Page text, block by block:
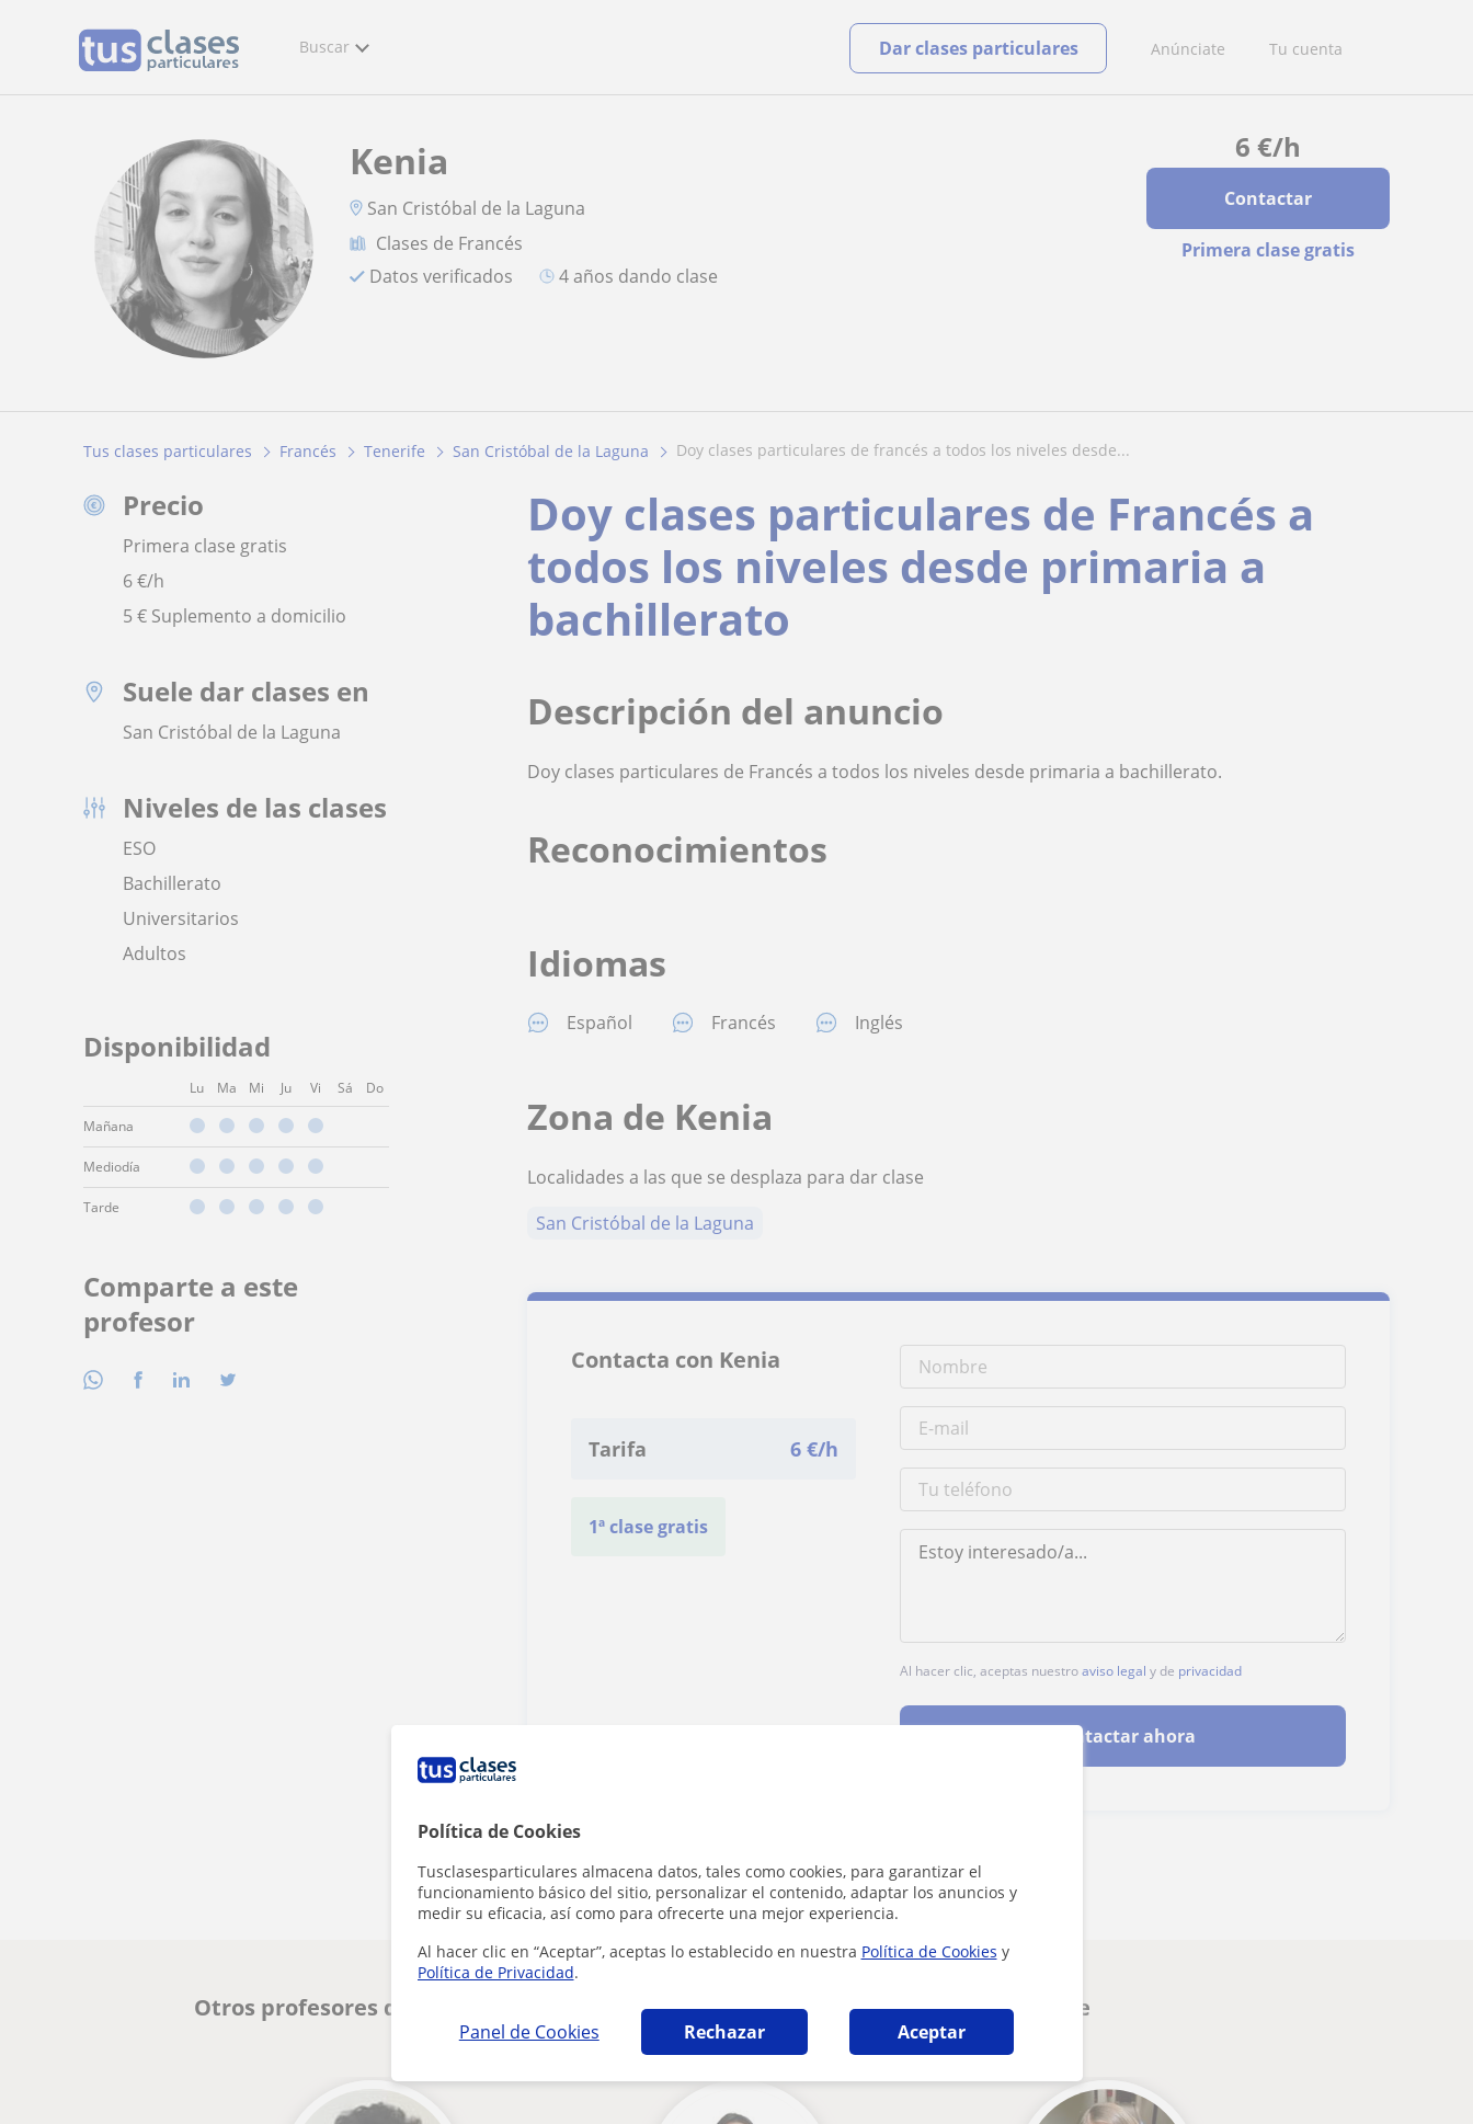
Política de Cookies
Tusclasesparticulares almacena datos, tales como cookies, para garantizar el
funcionamiento básico del sitio, personalizar el contenido, adaptar los anuncios y
medir su eficacia, así como para ofrecerte una mejor experiencia.
Al hacer clic en “Aceptar”, aceptas lo establecido en nuestra Política de Cookies y
Política de Privacidad.
Panel de Cookies Rechazar Aceptar
Buscar Anúnciate Tu cuenta
Dar clases particulares
6 €/h
Contactar
Primera clase gratis
Kenia
San Cristóbal de la Laguna
Clases de Francés
Datos verificados
4 años dando clase
Tus clases particulares Francés Tenerife San Cristóbal de la Laguna doy clases particulares de francés a todos los niveles desde...
Precio
Primera clase gratis
6€/h
5 € Suplemento a domicilio
Suele dar clases en
San Cristóbal de la Laguna
Niveles de las clases
ESO
Bachillerato
Universitarios
Adultos
Disponibilidad
Lu Ma Mi Ju Vi Sá Do
Mañana
Mediodía
Tarde
Comparte a este
profesor
Doy clases particulares de Francés a
todos los niveles desde primaria a
bachillerato
Descripción del anuncio
Doy clases particulares de Francés a todos los niveles desde primaria a bachillerato.
Reconocimientos
Idiomas
Español Francés Inglés
Zona de Kenia
Localidades a las que se desplaza para dar clase
San Cristóbal de la Laguna
Contacta con Kenia
Tarifa 6 €/h
1ª clase gratis
Al hacer clic, aceptas nuestroaviso legal y de privacidad
Contactar ahora
Otros profesores de Francés en San Cristóbal de la Laguna que pueden interesarte